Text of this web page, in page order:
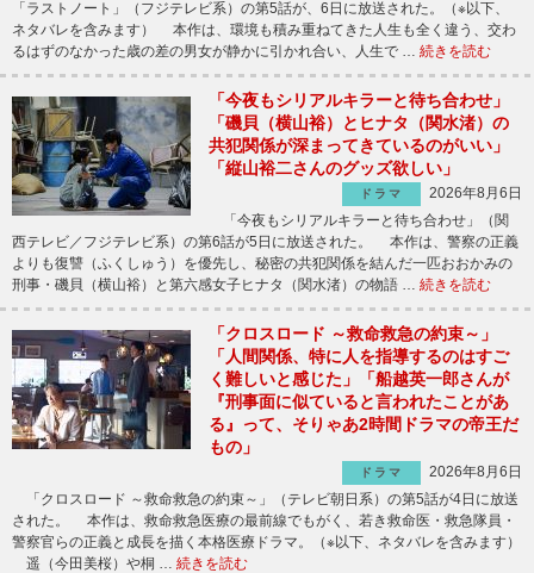
「ラストノート」（フジテレビ系）の第5話が、6日に放送された。（※以下、
ネタバレを含みます） 本作は、環境も積み重ねてきた人生も全く違う、交わ
るはずのなかった歳の差の男女が静かに引かれ合い、人生で … 続きを読む
「今夜もシリアルキラーと待ち合わせ」
「磯貝（横山裕）とヒナタ（関水渚）の
共犯関係が深まってきているのがいい」
「縦山裕二さんのグッズ欲しい」
ドラマ
2026年8月6日
「今夜もシリアルキラーと待ち合わせ」（関
西テレビ／フジテレビ系）の第6話が5日に放送された。 本作は、警察の正義
よりも復讐（ふくしゅう）を優先し、秘密の共犯関係を結んだ一匹おおかみの
刑事・磯貝（横山裕）と第六感女子ヒナタ（関水渚）の物語 … 続きを読む
「クロスロード ～救命救急の約束～」
「人間関係、特に人を指導するのはすご
く難しいと感じた」「船越英一郎さんが
『刑事面に似ていると言われたことがあ
る』って、そりゃあ2時間ドラマの帝王だ
もの」
ドラマ
2026年8月6日
「クロスロード ～救命救急の約束～」（テレビ朝日系）の第5話が4日に放送
された。 本作は、救命救急医療の最前線でもがく、若き救命医・救急隊員・
警察官らの正義と成長を描く本格医療ドラマ。（※以下、ネタバレを含みます）
遥（今田美桜）や桐 … 続きを読む